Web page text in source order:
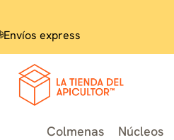
Envíos express
Colmenas Núcleos